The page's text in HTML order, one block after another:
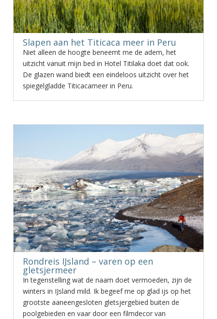
Slapen aan het Titicaca meer in Peru
Niet alleen de hoogte beneemt me de adem, het
uitzicht vanuit mijn bed in Hotel Titilaka doet dat ook.
De glazen wand biedt een eindeloos uitzicht over het
spiegelgladde Titicacameer in Peru.
Rondreis IJsland – varen op een
gletsjermeer
In tegenstelling wat de naam doet vermoeden, zijn de
winters in IJsland mild. Ik begeef me op glad ijs op het
grootste aaneengesloten gletsjergebied buiten de
poolgebieden en vaar door een filmdecor van